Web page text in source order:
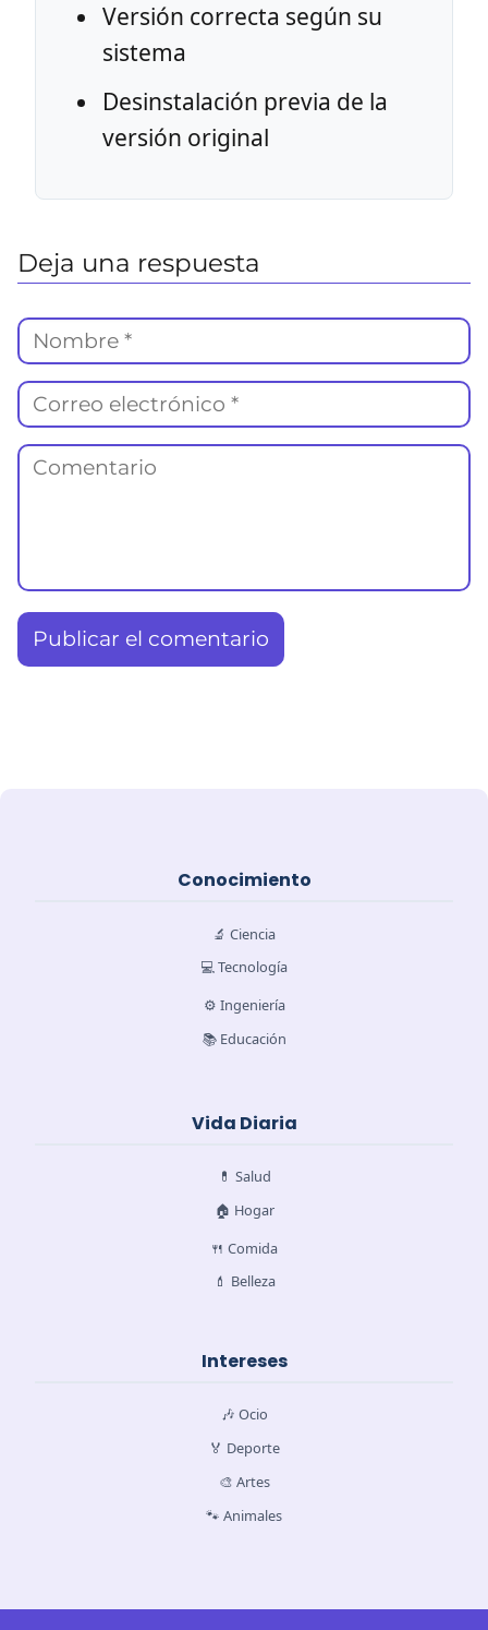
Versión correcta según su
sistema
Desinstalación previa de la
versión original
Deja una respuesta
Conocimiento
🔬 Ciencia
💻 Tecnología
⚙️ Ingeniería
📚 Educación
Vida Diaria
💊 Salud
🏠 Hogar
🍴 Comida
💄 Belleza
Intereses
🎶 Ocio
🏅 Deporte
🎨 Artes
🐾 Animales